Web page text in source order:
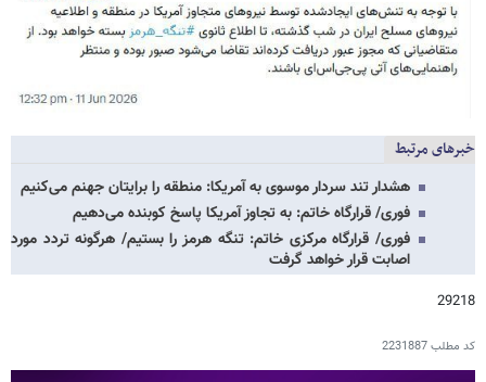
خبرهای مرتبط
هشدار تند سردار موسوی به آمریکا: منطقه را برایتان جهنم می‌کنیم
فوری/ قرارگاه خاتم: به تجاوز آمریکا پاسخ کوبنده می‌دهیم
فوری/ قرارگاه مرکزی خاتم: تنگه هرمز را بستیم/ هرگونه تردد مورد
اصابت قرار خواهد گرفت
29218
کد مطلب2231887